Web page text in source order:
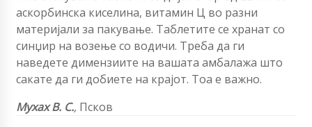
аскорбинска киселина, витамин Ц во разни
материјали за пакување. Таблетите се хранат со
синџир на возење со водичи. Треба да ги
наведете димензиите на вашата амбалажа што
сакате да ги добиете на крајот. Тоа е важно.
Мухах В. С., Псков